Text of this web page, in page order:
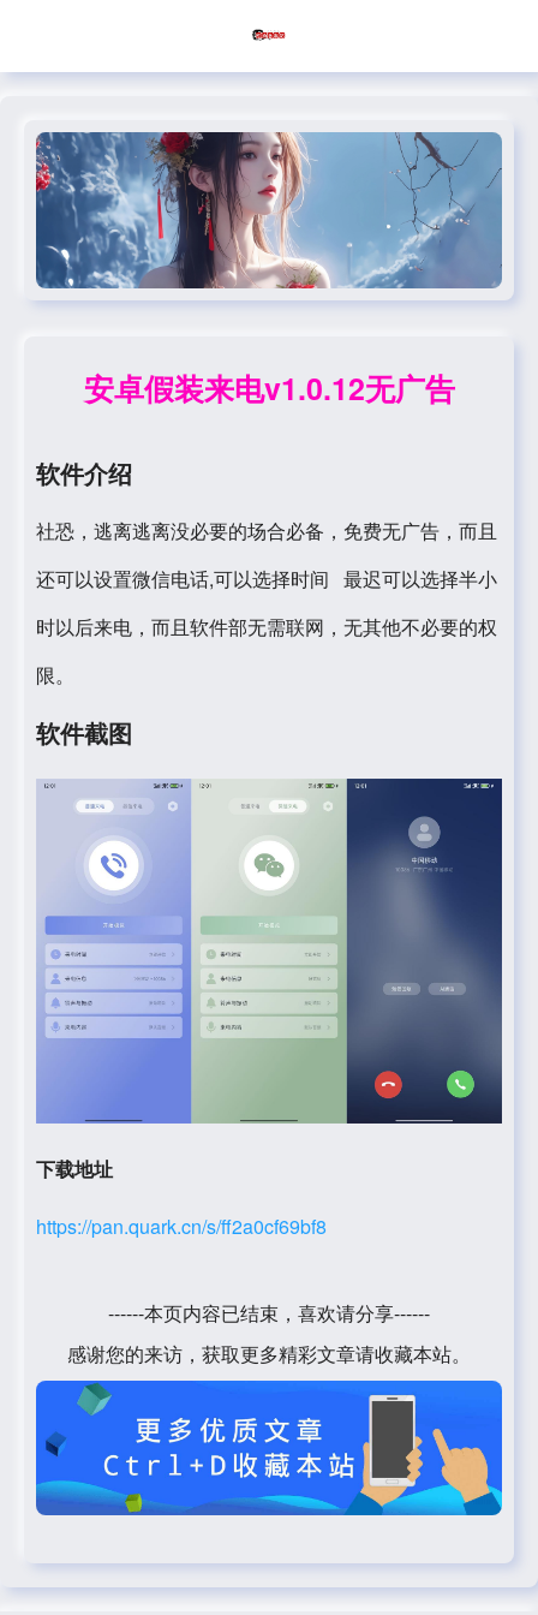
安卓假装来电v1.0.12无广告
软件介绍
社恐，逃离逃离没必要的场合必备，免费无广告，而且
还可以设置微信电话,可以选择时间 最迟可以选择半小
时以后来电，而且软件部无需联网，无其他不必要的权
限。
软件截图
下载地址
https://pan.quark.cn/s/ff2a0cf69bf8
------本页内容已结束，喜欢请分享------
感谢您的来访，获取更多精彩文章请收藏本站。